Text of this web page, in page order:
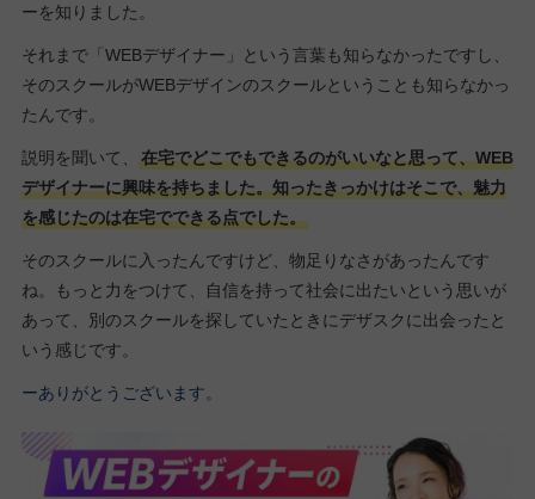
ーを知りました。
それまで「WEBデザイナー」という言葉も知らなかったですし、
そのスクールがWEBデザインのスクールということも知らなかっ
たんです。
説明を聞いて、
在宅でどこでもできるのがいいなと思って、WEB
デザイナーに興味を持ちました。知ったきっかけはそこで、魅力
を感じたのは在宅でできる点でした。
そのスクールに入ったんですけど、物足りなさがあったんです
ね。もっと力をつけて、自信を持って社会に出たいという思いが
あって、別のスクールを探していたときにデザスクに出会ったと
いう感じです。
ーありがとうございます。